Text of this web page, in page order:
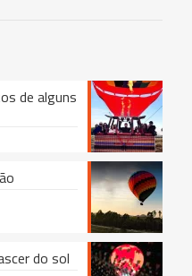
de alguns
do sol